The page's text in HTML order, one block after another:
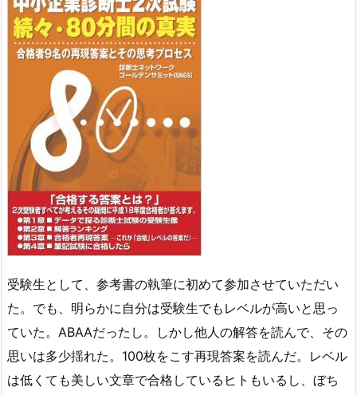
受験生として、参考書の執筆に初めて参加させていただい
た。でも、明らかに自分は受験生でもレベルが高いと思っ
ていた。ABAAだったし。しかし他人の解答を読んで、その
思いは多少揺れた。100枚をこす再現答案を読んだ。レベル
は低くても美しい文章で合格しているヒトもいるし、ぼち